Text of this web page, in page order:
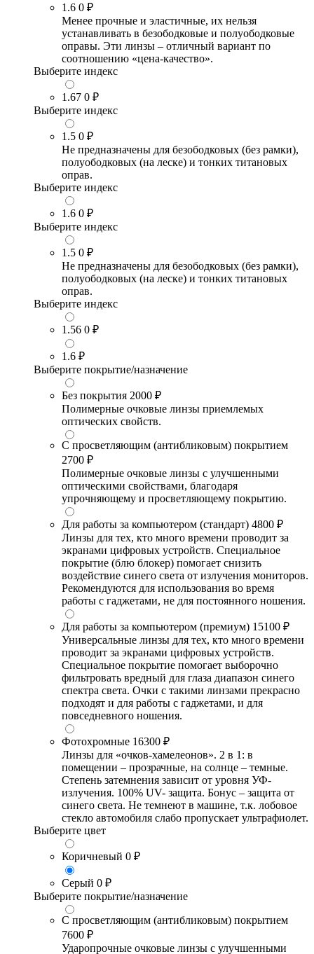
1.6 0 ₽
Менее прочные и эластичные, их нельзя
устанавливать в безободковые и полуободковые
оправы. Эти линзы – отличный вариант по
соотношению «цена-качество».
Выберите индекс
1.67 0 ₽
Выберите индекс
1.5 0 ₽
Не предназначены для безободковых (без рамки),
полуободковых (на леске) и тонких титановых
оправ.
Выберите индекс
1.6 0 ₽
Выберите индекс
1.5 0 ₽
Не предназначены для безободковых (без рамки),
полуободковых (на леске) и тонких титановых
оправ.
Выберите индекс
1.56 0 ₽
1.6 ₽
Выберите покрытие/назначение
Без покрытия 2000 ₽
Полимерные очковые линзы приемлемых
оптических свойств.
С просветляющим (антибликовым) покрытием
2700 ₽
Полимерные очковые линзы с улучшенными
оптическими свойствами, благодаря
упрочняющему и просветляющему покрытию.
Для работы за компьютером (стандарт) 4800 ₽
Линзы для тех, кто много времени проводит за
экранами цифровых устройств. Специальное
покрытие (блю блокер) помогает снизить
воздействие синего света от излучения мониторов.
Рекомендуются для использования во время
работы с гаджетами, не для постоянного ношения.
Для работы за компьютером (премиум) 15100 ₽
Универсальные линзы для тех, кто много времени
проводит за экранами цифровых устройств.
Специальное покрытие помогает выборочно
фильтровать вредный для глаза диапазон синего
спектра света. Очки с такими линзами прекрасно
подходят и для работы с гаджетами, и для
повседневного ношения.
Фотохромные 16300 ₽
Линзы для «очков-хамелеонов». 2 в 1: в
помещении – прозрачные, на солнце – темные.
Степень затемнения зависит от уровня УФ-
излучения. 100% UV- защита. Бонус – защита от
синего света. Не темнеют в машине, т.к. лобовое
стекло автомобиля слабо пропускает ультрафиолет.
Выберите цвет
Коричневый 0 ₽
Серый 0 ₽
Выберите покрытие/назначение
С просветляющим (антибликовым) покрытием
7600 ₽
Ударопрочные очковые линзы с улучшенными